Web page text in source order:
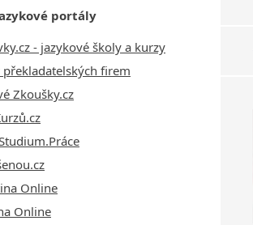
portály
- jazykové školy a kurzy
překladatelských firem
Zkoušky.cz
Online
Online